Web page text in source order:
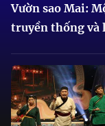
Vườn sao Mai:
truyền thống và